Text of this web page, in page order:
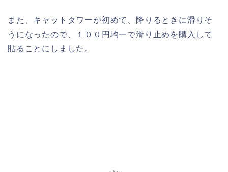
また、キャットタワーが初めて、降りるときに滑りそ
うになったので、１００円均一で滑り止めを購入して
貼ることにしました。